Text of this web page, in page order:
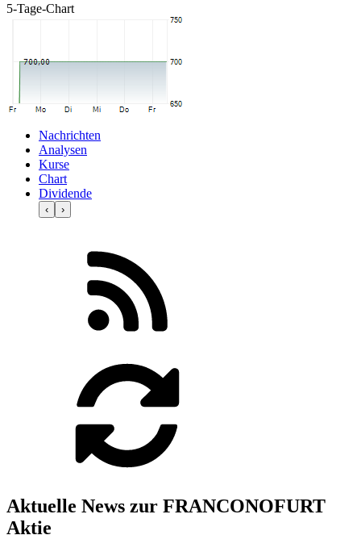
5-Tage-Chart
Nachrichten
Analysen
Kurse
Chart
Dividende
‹ ›
Aktuelle News zur FRANCONOFURT
Aktie